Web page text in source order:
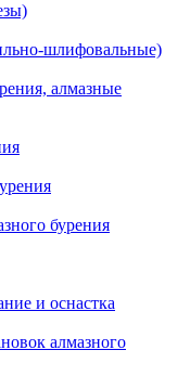
шлифовальные)
алмазные
бурения
и оснастка
алмазного